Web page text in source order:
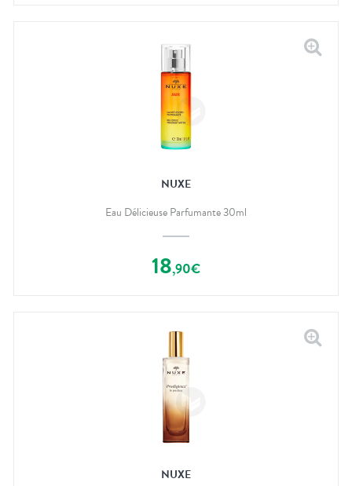
NUXE
Eau Délicieuse Parfumante 30ml
18,90€
NUXE